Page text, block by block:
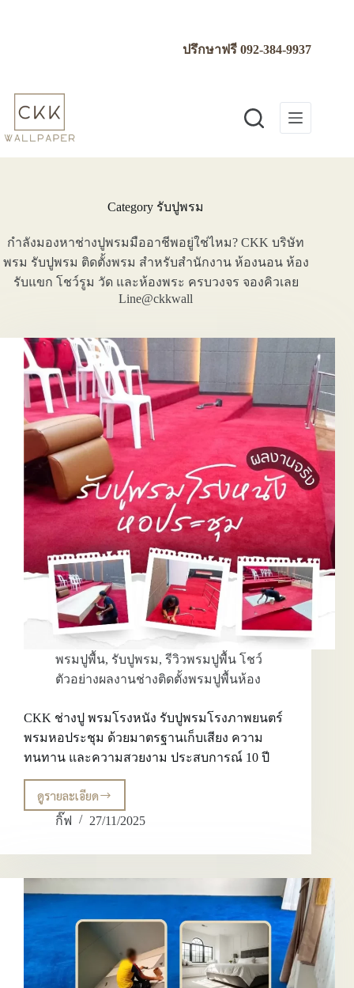
ปรึกษาฟรี092-384-9937
Category รับปูพรม
กำลังมองหาช่างปูพรมมืออาชีพอยู่ใช่ไหม? CKK บริษัท
พรม รับปูพรม ติดตั้งพรม สำหรับสำนักงาน ห้องนอน ห้อง
รับแขก โชว์รูม วัด และห้องพระ ครบวงจร จองคิวเลย
Line@ckkwall
พรมปูพื้น, รับปูพรม, รีวิวพรมปูพื้น โชว์
ตัวอย่างผลงานช่างติดตั้งพรมปูพื้นห้อง
CKK ช่างปู พรมโรงหนัง รับปูพรมโรงภาพยนตร์
พรมหอประชุม ด้วยมาตรฐานเก็บเสียง ความ
ทนทาน และความสวยงาม ประสบการณ์ 10 ปี
ดูรายละเอียด
CKK
ช่าง
หนัง
รับ
พรม
ภาพยนตร์
กิ๊ฟ 27/11/2025